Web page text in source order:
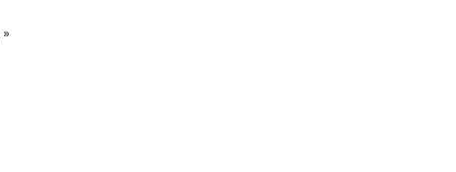
»